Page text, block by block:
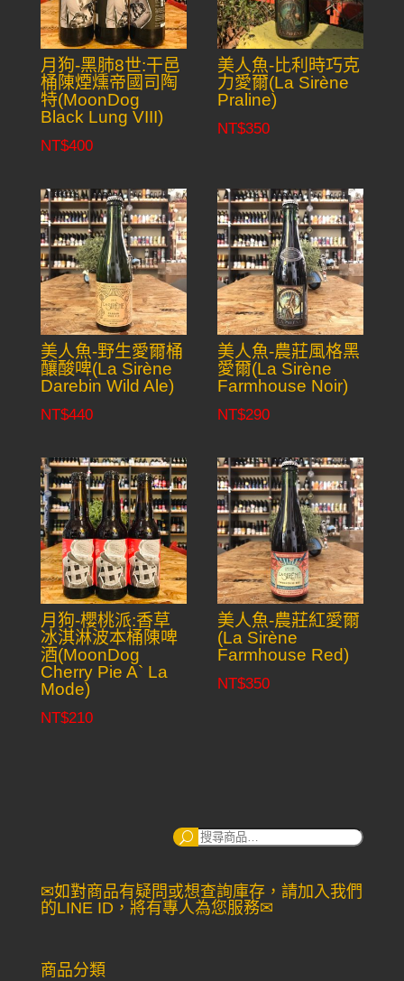
月狗-黑肺8世:干邑
桶陳煙燻帝國司陶
特(MoonDog
Black Lung VIII)
NT$400
美人魚-比利時巧克
力愛爾(La Sirène
Praline)
NT$350
美人魚-野生愛爾桶
釀酸啤(La Sirène
Darebin Wild Ale)
NT$440
美人魚-農莊風格黑
愛爾(La Sirène
Farmhouse Noir)
NT$290
月狗-櫻桃派:香草
冰淇淋波本桶陳啤
酒(MoonDog
Cherry Pie A` La
Mode)
NT$210
美人魚-農莊紅愛爾
(La Sirène
Farmhouse Red)
NT$350
搜
✉如對商品有疑問或想查詢庫存，請加入我們
的LINE ID，將有專人為您服務✉
商品分類